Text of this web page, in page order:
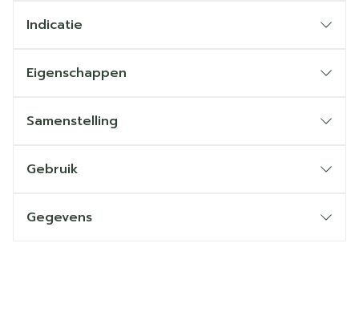
Indicatie
Eigenschappen
Samenstelling
Gebruik
Gegevens